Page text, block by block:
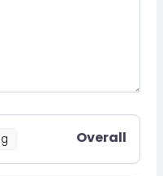
Overall